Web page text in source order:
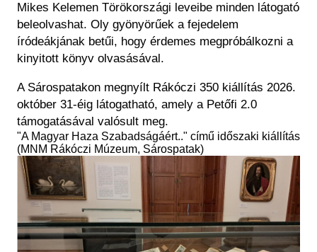
Mikes Kelemen Törökországi leveibe minden látogató
beleolvashat. Oly gyönyörűek a fejedelem
íródeákjának betűi, hogy érdemes megpróbálkozni a
kinyitott könyv olvasásával.
A Sárospatakon megnyílt Rákóczi 350 kiállítás 2026.
október 31-éig látogatható, amely a Petőfi 2.0
támogatásával valósult meg.
"A Magyar Haza Szabadságáért.." című időszaki kiállítás
(MNM Rákóczi Múzeum, Sárospatak)